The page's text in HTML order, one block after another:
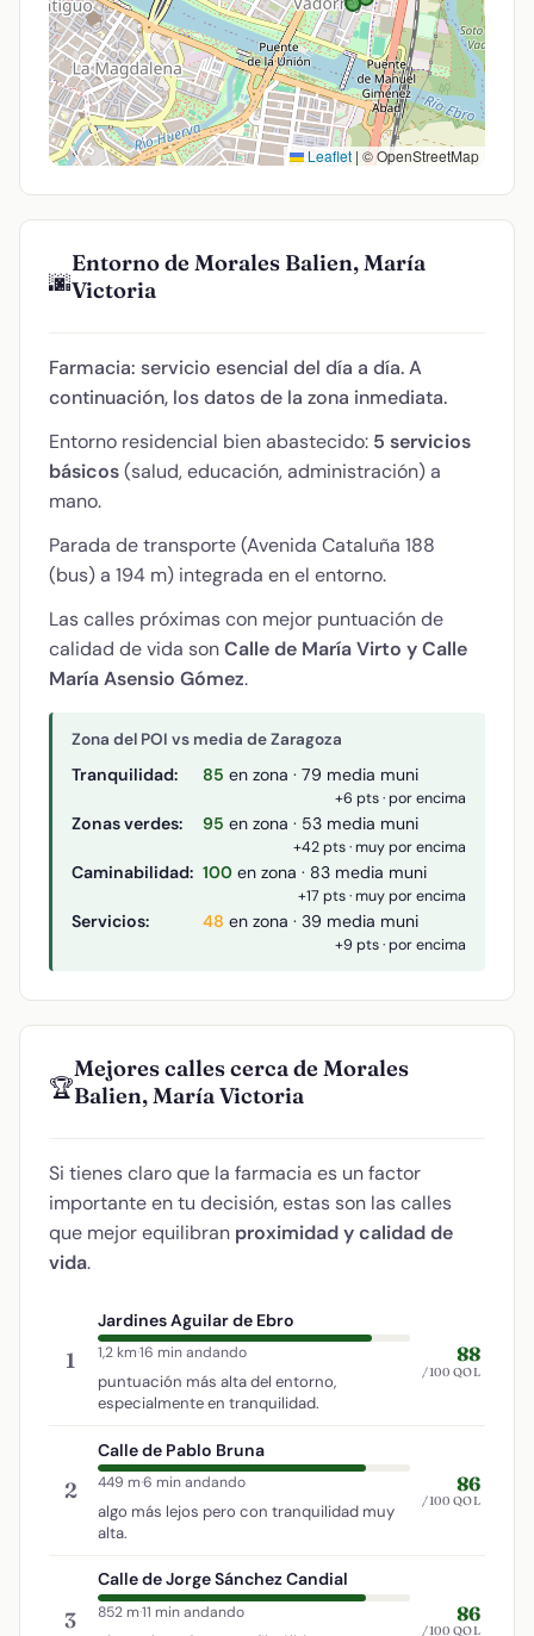
Leaflet | © OpenStreetMap
🌆
Entorno de Morales Balien, María
Victoria
Farmacia: servicio esencial del día a día. A
continuación, los datos de la zona inmediata.
Entorno residencial bien abastecido: 5 servicios
básicos(salud, educación, administración) a
mano.
Parada de transporte (Avenida Cataluña 188
(bus) a 194 m) integrada en el entorno.
Las calles próximas con mejor puntuación de
calidad de vida sonCalle de María Virto y Calle
María Asensio Gómez.
Zona del POI vs media de Zaragoza
Tranquilidad: 85 en zona · 79 media muni
+6 pts · por encima
Zonas verdes: 95 en zona · 53 media muni
+42 pts · muy por encima
Caminabilidad: 100 en zona · 83 media muni
+17 pts · muy por encima
Servicios: 48 en zona · 39 media muni
+9 pts · por encima
🏆
Mejores calles cerca de Morales
Balien, María Victoria
Si tienes claro que la farmacia es un factor
importante en tu decisión, estas son las calles
que mejor equilibran proximidad y calidad de
vida.
1
Jardines Aguilar de Ebro
1,2 km·16 min andando
puntuación más alta del entorno,
especialmente en tranquilidad.
88
/100 QOL
2
Calle de Pablo Bruna
449 m·6 min andando
algo más lejos pero con tranquilidad muy
alta.
86
/100 QOL
3
Calle de Jorge Sánchez Candial
852 m·11 min andando 86
/100 QOL